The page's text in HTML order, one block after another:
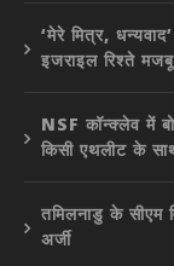
‘मेरे मित्र,
इजराइल रिश्ते
NSF कॉन्क्लेव में
किसी एथलीट के साथ
तमिलनाडु के सीएम
अर्जी